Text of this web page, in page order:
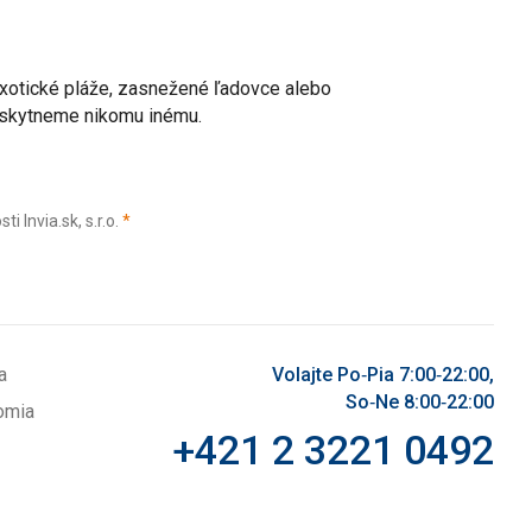
pláže, zasnežené ľadovce alebo
nikomu inému.
Invia.sk, s.r.o. *(povinné)
Volajte Po‑Pia 7:00‑22:00,
So‑Ne 8:00‑22:00
+421 2 3221 0492